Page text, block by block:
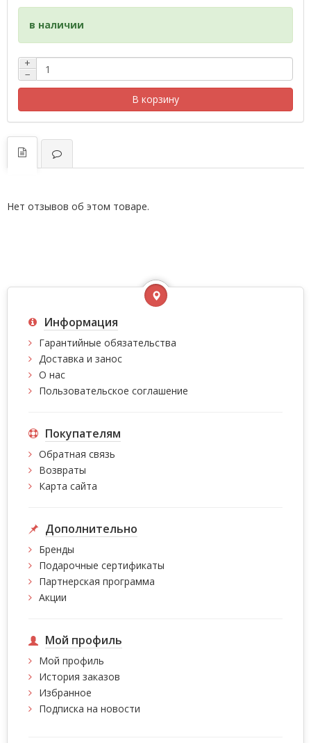
в наличии
+
−
В корзину
Нет отзывов об этом товаре.
Информация
Гарантийные обязательства
Доставка и занос
О нас
Пользовательское соглашение
Покупателям
Обратная связь
Возвраты
Карта сайта
Дополнительно
Бренды
Подарочные сертификаты
Партнерская программа
Акции
Мой профиль
Мой профиль
История заказов
Избранное
Подписка на новости